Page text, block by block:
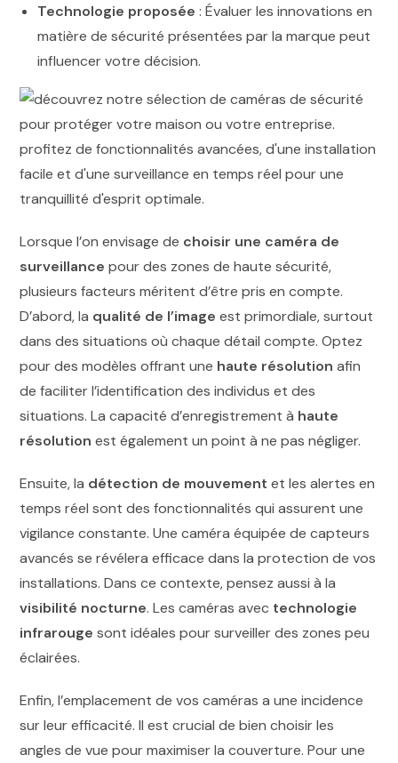
Technologie proposée : Évaluer les innovations en
matière de sécurité présentées par la marque peut
influencer votre décision.
Lorsque l’on envisage de choisir une caméra de
surveillance pour des zones de haute sécurité,
plusieurs facteurs méritent d’être pris en compte.
D’abord, la qualité de l’image est primordiale, surtout
dans des situations où chaque détail compte. Optez
pour des modèles offrant une haute résolution afin
de faciliter l’identification des individus et des
situations. La capacité d’enregistrement à haute
résolution est également un point à ne pas négliger.
Ensuite, la détection de mouvement et les alertes en
temps réel sont des fonctionnalités qui assurent une
vigilance constante. Une caméra équipée de capteurs
avancés se révélera efficace dans la protection de vos
installations. Dans ce contexte, pensez aussi à la
visibilité nocturne. Les caméras avec technologie
infrarouge sont idéales pour surveiller des zones peu
éclairées.
Enfin, l’emplacement de vos caméras a une incidence
sur leur efficacité. Il est crucial de bien choisir les
angles de vue pour maximiser la couverture. Pour une